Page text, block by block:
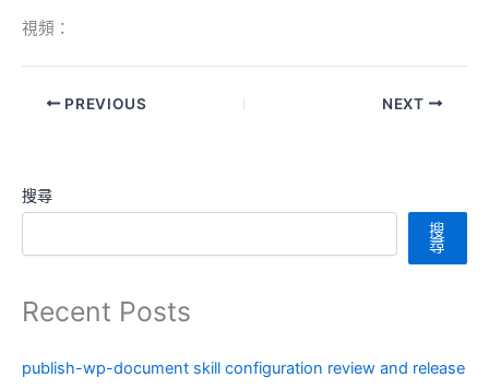
視頻：
PREVIOUS NEXT
搜尋
搜
尋
Recent Posts
publish-wp-document skill configuration review and release